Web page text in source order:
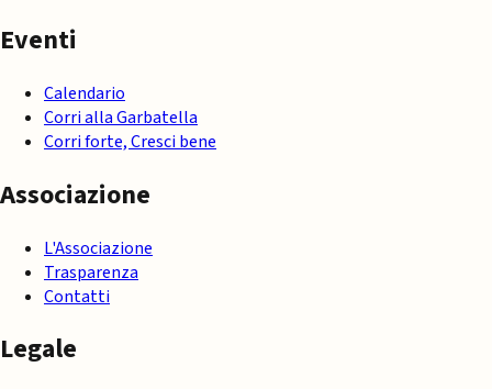
Eventi
Calendario
Corri alla Garbatella
Corri forte, Cresci bene
Associazione
L'Associazione
Trasparenza
Contatti
Legale